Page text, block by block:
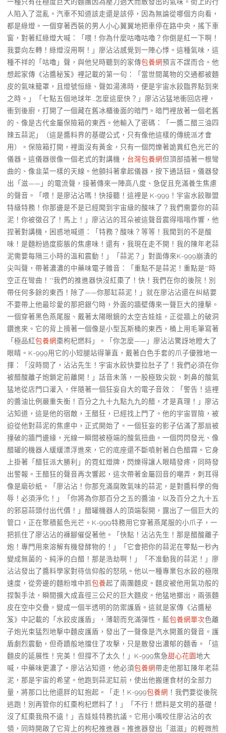
人陷入了混亂。汽車不知道該走還是該停，因為無論從哪個方向看，
都是綠燈。一個穿著西裝的男人小心翼翼地把車停在路中央，搖下車
窗，對著紅綠燈大喊：「喂！你為什麼咕嚕咕嚕？你倒是紅一下啊！
我要向左轉！綠燈沒用啊！」廖沾沾感覺到一陣心悸。這種氣味，這
種不祥的「咕嚕」聲，與他兒時聽到的家傳包養網預言不謀而合。他
想起家傳《沾醬秘笈》裡記載的第一句：「當世間萬物的交通都被麵
皮的氣味籠罩，且燈號恒綠、聲如湯沸時，便是宇宙水餃臨界點到來
之時。」「七點五個地球年…怎麼這麼快？」廖沾沾猛地衝回店裡，
衝到後廚，打開了一個藏在舊冰櫃後面的暗門。暗門裡放著一個老舊
的、像是古代金屬保險箱的東西。他輸入了密碼：「一醬二醋三油四
辣五蒜泥」（這是醬料界的基礎公式，只有像他這樣的傳統派才會
用）。保險箱打開，裡面沒有黃金，只有一個閃爍著詭異紅色光芒的
儀器。這儀器很像一個老式的對講機， 台灣包養網但頂部插著一根彎
曲的、像韭菜一樣的天線。他顫抖著拿起儀器，按下通話鈕。儀器發
出「滋——」的電流聲，接著傳來一陣高八度、急促且充滿養生焦慮
的聲音。「喂！是廖沾沾嗎！快接聽！這裡是 K-999！宇宙水餃聯盟
特級特務！你那邊是不是已經聞到宇宙級的酸味了？我們需要你的蒜
泥！你被徵召了！馬上！」廖沾沾的耳朵被這聲音震得嗡嗡作響，他
捏著對講機，困惑地喊道：「特務？酸味？等等！我聞到的不是酸
味！是麵粉過度膨脹的焦慮味！還有，我現在走不開！我的陳年老蒜
泥需要每隔三小時的溫和震動！」「蒜泥？」對面傳來K-999崩潰的
尖叫聲，帶著濃濃的中藥味電子雜音：「重點不是蒜泥！重點是**時
空正在彎曲！**我們的推進器快沒紅棗了！快！我們在你的後院！別
帶任何多餘的東西！除了——你那缸蒜泥！」就在廖沾沾還在糾結要
不要帶上他最珍愛的那把銀勺時，外面的牆壁傳來一聲巨大的撞擊。
一個穿著黑色燕尾服、戴著太陽眼鏡的太空吉娃娃，正從牆上的破洞
鑽進來。它的背上揹著一個像是小型瓦斯桶的東西，桶上用毛筆寫著
「極品紅包養網棗枸杞燃料」。「你怎麼——」廖沾沾驚訝地瞪大了
眼睛。K-999用它的小短腿站得筆直，戴著白色手套的爪子優雅地一
揮：「沒時間了，沾沾先生！宇宙水餃快要拉肚子了！我們必須在你
被醋酸離子炮鎖定前離開！」話音未落，一股極致尖銳、刺鼻的酸氣
猛地從店門口灌入，伴隨著一個狂妄自大的電子音效：「警告！這裡
的醬油比例嚴重失衡！百分之九十九點九九的醋，才是真理！」廖沾
沾知道，這是他的宿敵，王醋狂，已經找上門了。他的宇宙冒險，被
迫從他對蒜泥的焦慮中，正式開始了。一個狂妄的影子佔滿了那扇被
撞破的牆門邊緣，光線一瞬間被極端的酸氣扭曲。一個閃閃發光、像
醋罐的機器人緩緩漂浮進來，它的底座還不斷噴射著白色醋霧。它身
上掛著「醋狂派大勝利」的霓虹燈牌，閃爍得讓人眼睛發疼，同時發
出警報。王醋狂的聲音再次響起，這次帶著金屬回音的嘲弄，刺耳得
像是磨砂紙。「廖沾沾！你那充滿腐敗氣味的蒜泥，是對醬料學的侮
辱！必須淨化！」「你將為你那百分之五的醬油，以及百分之九十五
的邪惡蒜頭付出代價！」醋罐機器人的頂端裂開，露出了一個巨大的
管口，正在聚積藍色光芒。K-999特務用它穿著燕尾服的小爪子，一
把抓住了廖沾沾的褲腳催促著他。「快點！沾沾先生！那是醋酸離子
炮！專門用來溶解有機發酵物的！」「它會把你的蒜泥在零點一秒內
變成無菌的、純淨的白醋！那是浩劫啊！」「不准動我的蒜泥！」廖
沾沾發出了醬料學家對待信仰般的怒吼。他以一種專業包水餃的極限
速度，從旁邊的麵粉堆中抓包養起了兩團麵皮。麵皮被他用氣功般的
捏製手法，瞬間擴大成直徑三公尺的巨大麵皮。他猛地擲出，兩張麵
皮在空中交疊，變成一個半透明的防禦護盾。這就是家傳《沾醬秘
笈》中記載的「水餃皮護盾」，薄韌而充滿彈性。藍包養網單次色離
子炮光束猛烈地擊中麵皮護盾，發出了一聲像是汽水開蓋的聲音。護
盾劇烈震動，但奇蹟般地擋住了攻擊，只是散發出濃郁的麵香。「這
麵皮的延展性！完美！但撐不了太久！」K-999焦急甜心花園地大
喊，中藥味更濃了。廖沾沾知道，他必須包養網帶走他那缸陳年老蒜
泥，那是宇宙的希望。他跑到蒜泥缸前，使出他搬運食材的全部力
量，將那口比他還胖的缸抱起。「走！K-999包養網 ！我們要從後院
逃跑！別再管你的紅棗枸杞燃料了！」「不行！燃料是文明的基礎！
沒了紅棗我飛不遠！」吉娃娃特務抗議。它用小嘴咬住廖沾沾的衣
領，同時開啟了它背上的枸杞推進器。推進器發出「滋滋」的輕微煎